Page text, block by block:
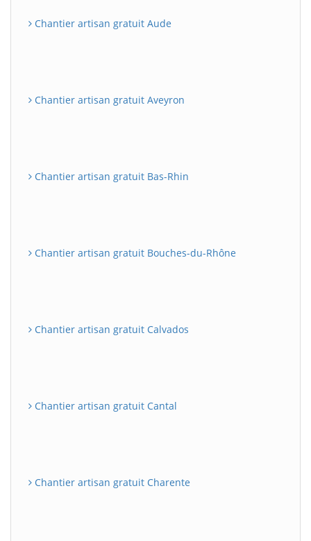
Chantier artisan gratuit Aude
Chantier artisan gratuit Aveyron
Chantier artisan gratuit Bas-Rhin
Chantier artisan gratuit Bouches-du-Rhône
Chantier artisan gratuit Calvados
Chantier artisan gratuit Cantal
Chantier artisan gratuit Charente